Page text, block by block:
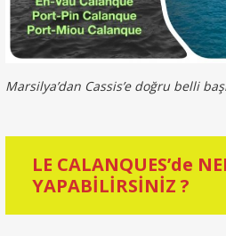
Marsilya’dan Cassis’e doğru belli
LE CALANQUES’de
YAPABİLİRSİNİZ ?